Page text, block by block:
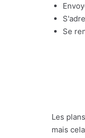
Se
Les
mais